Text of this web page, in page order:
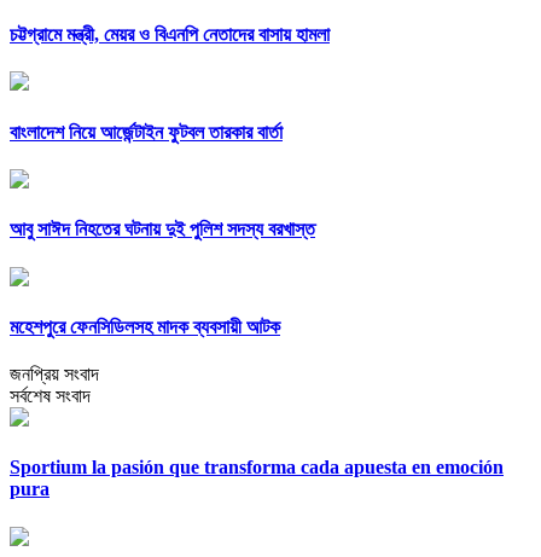
চট্টগ্রামে মন্ত্রী, মেয়র ও বিএনপি নেতাদের বাসায় হামলা
বাংলাদেশ নিয়ে আর্জেন্টাইন ‍ফুটবল তারকার বার্তা
আবু সাঈদ নিহতের ঘটনায় দুই পুলিশ সদস্য বরখাস্ত
মহেশপুরে ফেনসিডিলসহ মাদক ব্যবসায়ী আটক
জনপ্রিয় সংবাদ
সর্বশেষ সংবাদ
Sportium la pasión que transforma cada apuesta en emoción
pura